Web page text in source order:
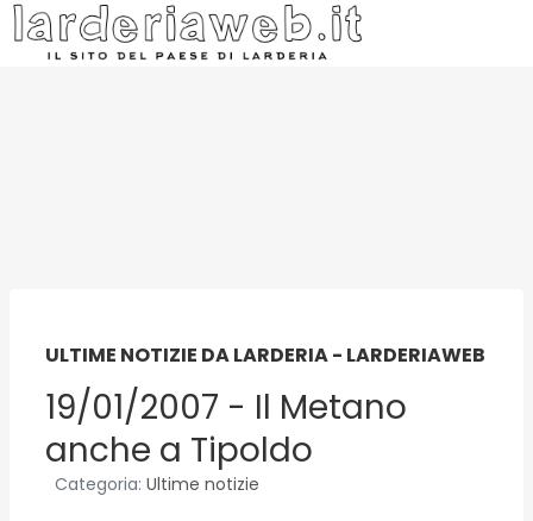
ULTIME NOTIZIE DA LARDERIA - LARDERIAWEB
19/01/2007 - Il Metano
anche a Tipoldo
Categoria: Ultime notizie